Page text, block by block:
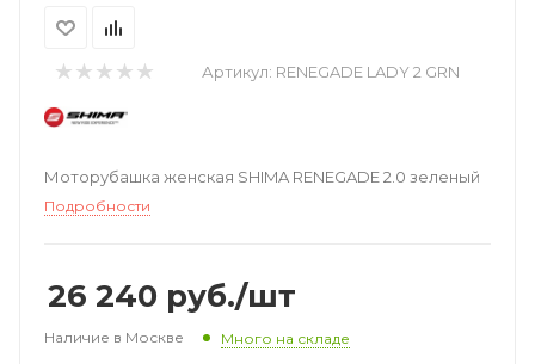
Артикул: RENEGADE LADY 2 GRN
Моторубашка женская SHIMA RENEGADE 2.0 зеленый
Подробности
26 240 руб./шт
Наличие в Москве Много на складе